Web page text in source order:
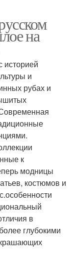
на
историей
и
рубах и
к
модницы
костюмов и
в
глубокими